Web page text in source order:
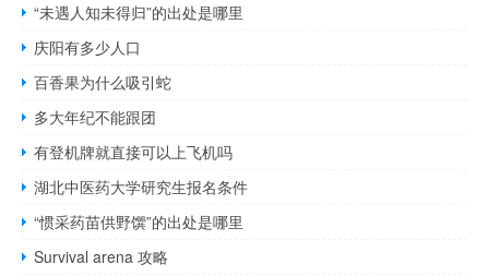
“未遇人知未得归”的出处是哪里
庆阳有多少人口
百香果为什么吸引蛇
多大年纪不能跟团
有登机牌就直接可以上飞机吗
湖北中医药大学研究生报名条件
“惯采药苗供野馔”的出处是哪里
Survival arena 攻略